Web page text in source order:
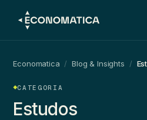
Economatica / Blog & Insights /
CATEGORIA
Estudos